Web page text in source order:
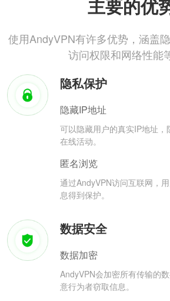
主要的优
使用AndyVPN有许多优势，涵盖
访问权限和网络性能
隐私保护
隐藏IP地址
可以隐藏用户的真实IP地址
在线活动。
匿名浏览
通过AndyVPN访问互联网，
息得到保护。
数据安全
数据加密
AndyVPN会加密所有传输的
意行为者窃取信息。